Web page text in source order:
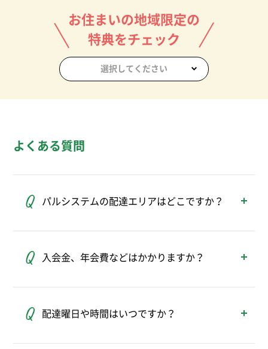
お住まいの地域限定の
特典をチェック
選択してください
よくある質問
パルシステムの配達エリアはどこですか？
山梨、長野、静岡、新潟の1都11県です。
入会金、年会費などはかかりますか？
1,000円をお預かりしますが、脱退（退会）す
配達曜日や時間はいつですか？